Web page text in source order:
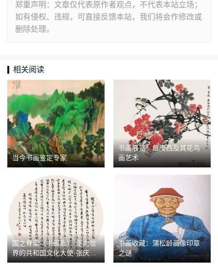
郑重声明：文章仅代表原作者观点，不代表本站立场；
如有侵权、违规，可直接反馈本站，我们将会作修改或
删除处理。
相关阅读
当今书画鉴定专家
书画展览：詹庚西及其花鸟
画艺术
国之脊梁（书画篇）·走向世
界的共和国文化大使·张庆祥
作品展
书画收藏：蒲松龄画像印章
之谜